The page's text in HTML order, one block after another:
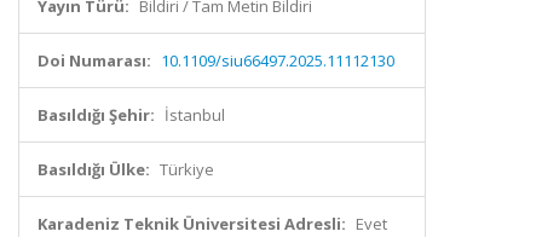
Yayın Türü: Bildiri / Tam Metin Bildiri
Doi Numarası: 10.1109/siu66497.2025.11112130
Basıldığı Şehir: İstanbul
Basıldığı Ülke: Türkiye
Karadeniz Teknik Üniversitesi Adresli: Evet